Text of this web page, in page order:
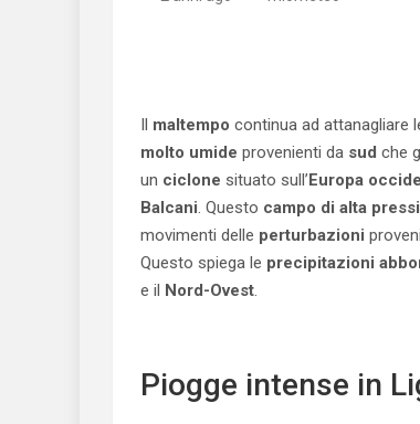
Il maltempo continua ad attanagliare
molto umide provenienti da sud che
un ciclone situato sull’Europa
Balcani. Questo campo di alta
movimenti delle perturbazioni
Questo spiega le precipitazioni
e il Nord-Ovest.
Piogge intense in